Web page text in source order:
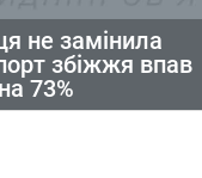
не замінила
збіжжя впав
на 73%